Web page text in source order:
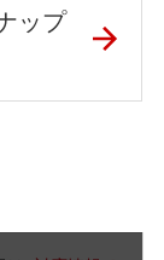
ップ